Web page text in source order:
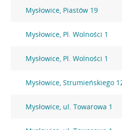
Mysłowice, Piastów 19
Mysłowice, Pl. Wolności 1
Mysłowice, Pl. Wolności 1
Mysłowice, Strumieńskiego
Mysłowice, ul. Towarowa 1